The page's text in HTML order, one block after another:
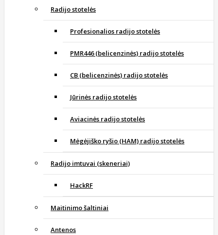
Radijo stotelės
Profesionalios radijo stotelės
PMR446 (belicenzinės) radijo stotelės
CB (belicenzinės) radijo stotelės
Jūrinės radijo stotelės
Aviacinės radijo stotelės
Mėgėjiško ryšio (HAM) radijo stotelės
Radijo imtuvai (skeneriai)
HackRF
Maitinimo šaltiniai
Antenos